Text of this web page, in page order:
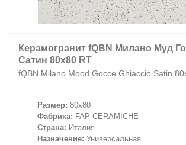
Керамогранит fQBN Милано Муд
Сатин 80x80 RT
fQBN Milano Mood Gocce Ghiaccio Satin
Размер: 80x80
Фабрика: FAP CERAMICHE
Страна: Италия
Назначение: Универсальная